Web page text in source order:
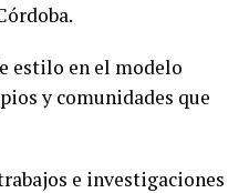
estilo en el modelo
y comunidades que
e investigaciones